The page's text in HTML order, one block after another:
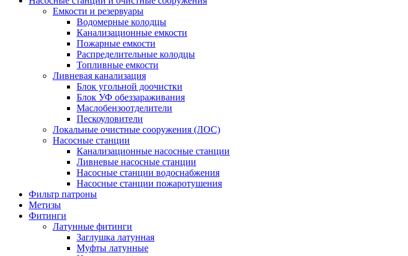
Емкости и резервуары
Водомерные колодцы
Канализационные емкости
Пожарные емкости
Распределительные колодцы
Топливные емкости
Ливневая канализация
Блок угольной доочистки
Блок УФ обеззараживания
Маслобензоотделители
Пескоуловители
Локальные очистные сооружения (ЛОС)
Насосные станции
Канализационные насосные станции
Ливневые насосные станции
Насосные станции водоснабжения
Насосные станции пожаротушения
Фильтр патроны
Метизы
Фитинги
Латунные фитинги
Заглушка латунная
Муфты латунные